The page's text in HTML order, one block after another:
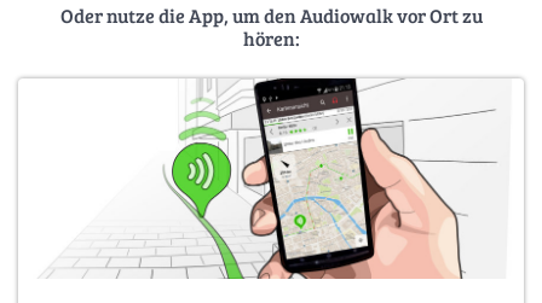
Oder nutze die App, um den Audiowalk vor Ort zu
hören: